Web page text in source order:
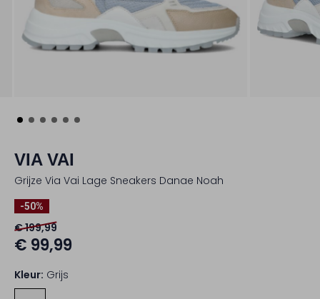
VIA VAI
Grijze Via Vai Lage Sneakers Danae Noah
-50%
€ 199,99
€ 99,99
Kleur: Grijs